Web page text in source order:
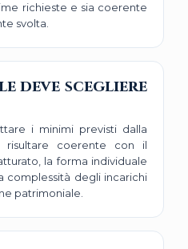
richieste e sia coerente
svolta.
deve scegliere
i minimi previsti dalla
risultare coerente con il
la forma individuale
complessità degli incarichi
patrimoniale.